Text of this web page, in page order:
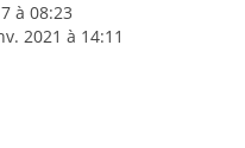
à 08:23
2021 à 14:11